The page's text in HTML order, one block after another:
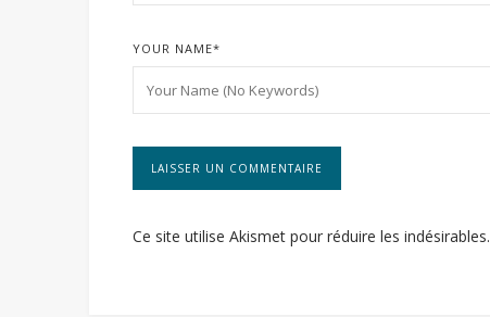
YOUR NAME*
Ce site utilise Akismet pour réduire les indésirables.